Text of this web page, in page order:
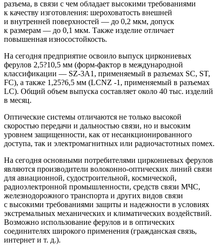
разъема, в связи с чем обладает высокими требованиями
к качеству изготовления: шероховатость внешней
и внутренней поверхностей — до 0,2 мкм, допуск
к размерам — до 0,1 мкм. Также изделие отличает
повышенная износостойкость.
На сегодня предприятие освоило выпуск циркониевых
ферулов 2,5?10,5 мм (форм-фактор в международной
классификации — SZ-3A1, применяемый в разъемах SC, ST,
FC), а также 1,25?6,5 мм (LCNZ -1, применяемый в разъемах
LC). Общий объем выпуска составляет около 40 тыс. изделий
в месяц.
Оптические системы отличаются не только высокой
скоростью передачи и дальностью связи, но и высоким
уровнем защищенности, как от несанкционированного
доступа, так и электромагнитных или радиочастотных помех.
На сегодня основными потребителями циркониевых ферулов
являются производители волоконно-оптических линий связи
для авиационной, судостроительной, космической,
радиоэлектронной промышленности, средств связи МЧС,
железнодорожного транспорта и других видов связи
с высокими требованиями защиты и надежности в условиях
экстремальных механических и климатических воздействий.
Возможно использование ферулов и в оптических
соединителях широкого применения (гражданская связь,
интернет и т. д.).